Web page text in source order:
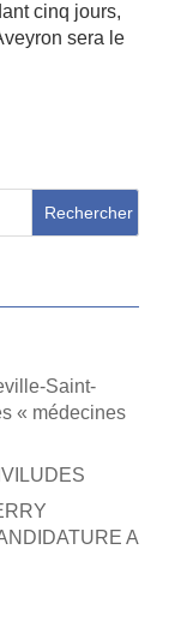
cinq jours,
sera le
Saint-
« médecines
A